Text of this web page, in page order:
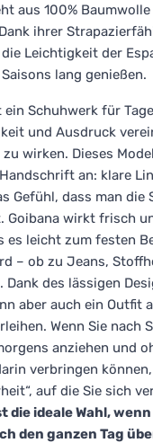
aus 100%
ihrer
Leichtigkeit der
lang genießen.
ein Schuhwerk für
und Ausdruck
wirken. Dieses
Handschrift an: klare
Gefühl, dass man die
Goibana wirkt frisch
es leicht zum festen
– ob zu Jeans,
Dank des lässigen
aber auch ein Outfit
Wenn Sie nach
anziehen und
verbringen
auf die Sie sich
die ideale Wahl,
den ganzen Tag